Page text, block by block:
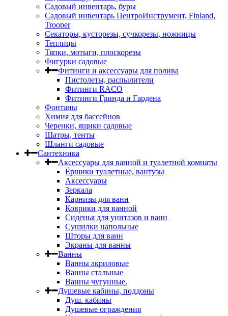
Садовый инвентарь, буры
Садовый инвентарь ЦентроИнструмент, Finland,
Trooper
Секаторы, кусторезы, сучкорезы, ножницы
Теплицы
Тяпки, мотыги, плоскорезы
Фигурки садовые
Фитинги и аксессуары для полива
Пистолеты, распылители
Фитинги RACO
Фитинги Гринда и Гардена
Фонтаны
Химия для бассейнов
Черенки, ящики садовые
Шатры, тенты
Шланги садовые
Сантехника
Аксессуары для ванной и туалетной комнаты
Ёршики туалетные, вантузы
Аксессуары
Зеркала
Карнизы для ванн
Коврики для ванной
Сиденья для унитазов и ванн
Сушилки напольные
Шторы для ванн
Экраны для ванны
Ванны
Ванны акриловые
Ванны стальные
Ванны чугунные.
Душевые кабины, поддоны
Душ. кабины
Душевые ограждения